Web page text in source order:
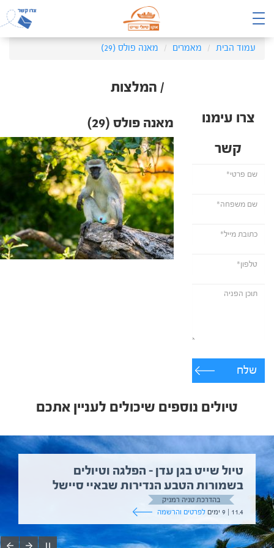
עמוד הבית מאמרים מאנה פולס (29)
/ המלצות
צרו עימנו
קשר
שלח
מאנה פולס (29)
טיולים נוספים שיכולים לעניין אתכם
טיול שייט בגן עדן – הפלגה וטיולים
בשמורות הטבע הנדירות שבאיי סיישל
בהדרכת טניה רמניק
11.4 | 9 ימים
לפרטים והרשמה